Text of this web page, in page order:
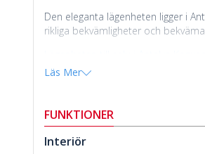
Den eleganta lägenheten ligger i
rikliga bekvämligheter och
Konyaaltı Beach, 2,6 km från
Läs Mer
FUNKTIONER
Interiör